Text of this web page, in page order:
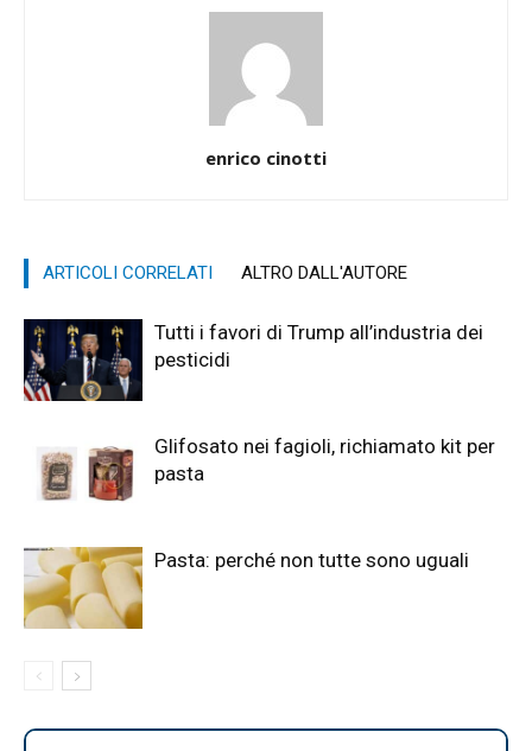
enrico cinotti
ARTICOLI CORRELATI ALTRO DALL'AUTORE
Tutti i favori di Trump all’industria dei
pesticidi
Glifosato nei fagioli, richiamato kit per
pasta
Pasta: perché non tutte sono uguali